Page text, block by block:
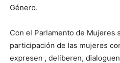
Género.
Con el Parlamento de Mujeres
participación de las mujeres
expresen , deliberen,